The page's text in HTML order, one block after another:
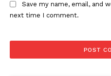
Save my name, email, and
next time I comment.